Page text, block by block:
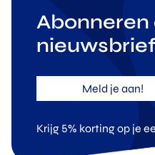
Abonneren
nieuwsbrief
Meld je aan!
Krijg 5% korting op je